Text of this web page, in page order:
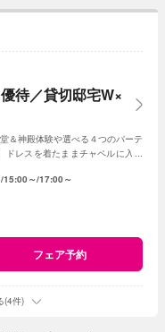
待／貸切邸宅W×
神殿体験や選べる４つのパーテ
ドレスを着たままチャペルに入場
15:00～ 17:00～
フェア予約
(4件)